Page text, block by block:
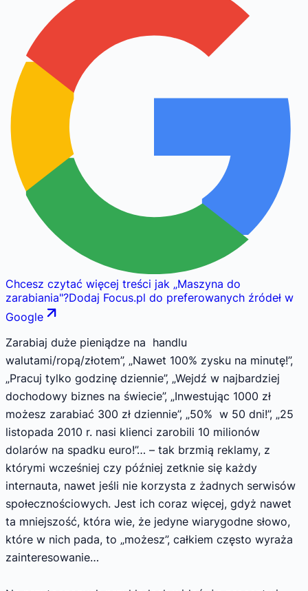
Chcesz czytać więcej treści jak „Maszyna do
zarabiania"?Dodaj Focus.pl do preferowanych źródeł w
Google
Zarabiaj duże pieniądze na handlu
walutami/ropą/złotem”, „Nawet 100% zysku na minutę!”,
„Pracuj tylko godzinę dziennie”, „Wejdź w najbardziej
dochodowy biznes na świecie”, „Inwestując 1000 zł
możesz zarabiać 300 zł dziennie”, „50% w 50 dni!”, „25
listopada 2010 r. nasi klienci zarobili 10 milionów
dolarów na spadku euro!”… – tak brzmią reklamy, z
którymi wcześniej czy później zetknie się każdy
internauta, nawet jeśli nie korzysta z żadnych serwisów
społecznościowych. Jest ich coraz więcej, gdyż nawet
ta mniejszość, która wie, że jedyne wiarygodne słowo,
które w nich pada, to „możesz”, całkiem często wyraża
zainteresowanie…